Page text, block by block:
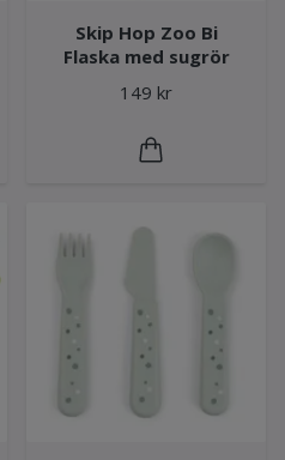
Skip Hop Zoo Bi
Flaska med sugrör
149 kr